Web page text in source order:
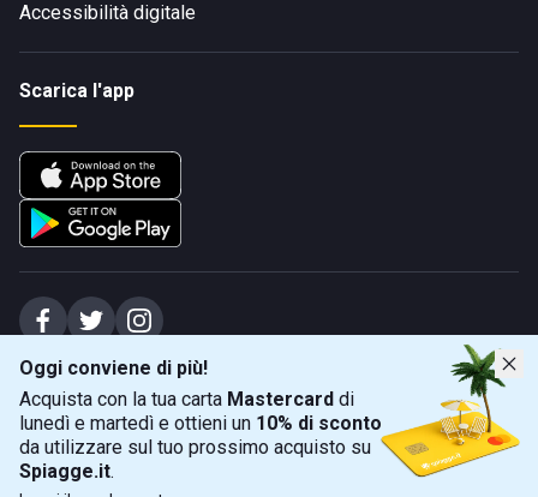
Oggi conviene di più!
Acquista con la tua carta Mastercard di
lunedì e martedì e ottieni un 10% di sconto
da utilizzare sul tuo prossimo acquisto su
Spiagge.it.
Accessibilità digitale
Scarica l'app
Spiagge Srl - Sede legale: Via Marecchiese 48, 47923 Rimini (RN), IT -
capitale sociale Euro 31245,57 - Iscritta al registro delle imprese di Rimini
Sede operativa: Via Flaminia 180, 47924 Rimini (RN), IT
+39 0541 772375
info@spiagge.it - p.i./c.f. 04536640404
© 2026 Spiagge Srl. Tutti i diritti riservati.